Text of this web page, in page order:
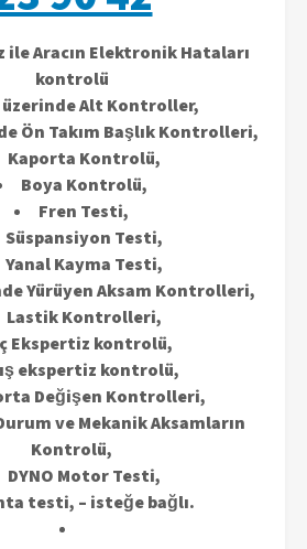
ile Aracın Elektronik Hataları
kontrolü
Alt Kontroller,
Ön Takım Başlık Kontrolleri,
Kaporta Kontrolü,
Boya Kontrolü,
Fren Testi,
Süspansiyon Testi,
Yanal Kayma Testi,
Yürüyen Aksam Kontrolleri,
Lastik Kontrolleri,
Ekspertiz kontrolü,
ekspertiz kontrolü,
Değişen Kontrolleri,
ve Mekanik Aksamların
Kontrolü,
DYNO Motor Testi,
testi, – isteğe bağlı.